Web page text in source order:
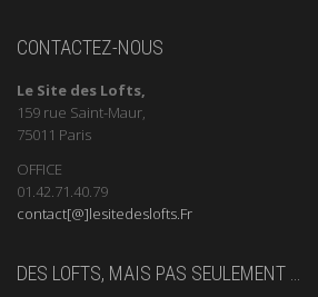
CONTACTEZ-NOUS
Le Site des Lofts,
159 rue Saint-Maur,
75011 Paris
OFFICE
01.42.71.40.79
contact[@]lesitedeslofts.Fr
DES LOFTS, MAIS PAS SEULEMENT …